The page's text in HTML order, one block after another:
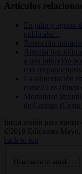
Artículos
En julio y agosto
publicaba...
Retención
Anemia
a una infección
con drepanocitosis
La alimentación
come? Los ritmos
Mortalidad infantil
de Cartago
Inicia sesión para enviar
©2019 Ediciones Mayo,
back to top